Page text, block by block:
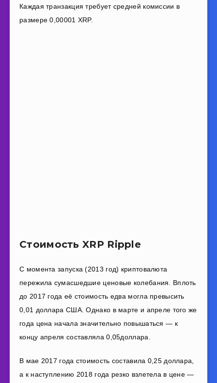
Каждая транзакция требует средней комиссии в
размере 0,00001 XRP.
Стоимость XRP Ripple
С момента запуска (2013 год) криптовалюта
пережила сумасшедшие ценовые колебания. Вплоть
до 2017 года её стоимость едва могла превысить
0,01 доллара США. Однако в марте и апреле того же
года цена начала значительно повышаться — к
концу апреля составляла 0,05доллара.
В мае 2017 года стоимость составила 0,25 доллара,
а к наступлению 2018 года резко взлетела в цене —